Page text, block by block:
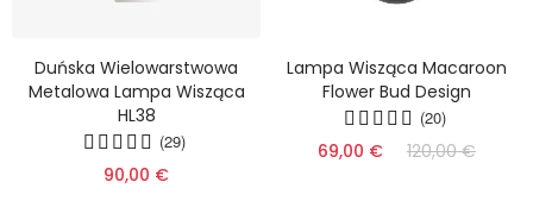
Duńska Wielowarstwowa
Metalowa Lampa Wisząca
HL38
(29)
90,00 €
Lampa Wisząca Macaroon
Flower Bud Design
(20)
69,00 € 120,00 €